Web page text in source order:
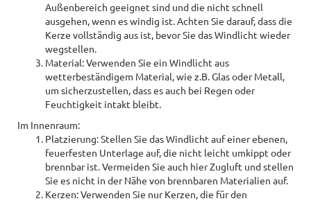
Außenbereich geeignet sind und die nicht schnell
ausgehen, wenn es windig ist. Achten Sie darauf, dass die
Kerze vollständig aus ist, bevor Sie das Windlicht wieder
wegstellen.
Material: Verwenden Sie ein Windlicht aus
wetterbeständigem Material, wie z.B. Glas oder Metall,
um sicherzustellen, dass es auch bei Regen oder
Feuchtigkeit intakt bleibt.
Im Innenraum:
Platzierung: Stellen Sie das Windlicht auf einer ebenen,
feuerfesten Unterlage auf, die nicht leicht umkippt oder
brennbar ist. Vermeiden Sie auch hier Zugluft und stellen
Sie es nicht in der Nähe von brennbaren Materialien auf.
Kerzen: Verwenden Sie nur Kerzen, die für den